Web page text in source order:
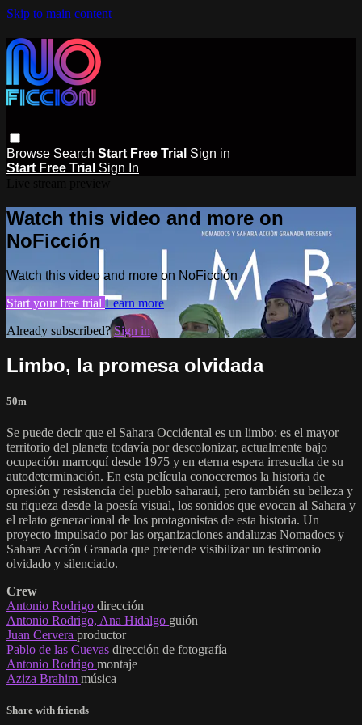
Skip to main content
Browse Search Start Free Trial Sign in
Start Free Trial Sign In
Watch this video and more on
NoFicción
Watch this video and more on NoFicción
Start your free trial Learn more
Already subscribed?Sign in
Limbo, la promesa olvidada
50m
Se puede decir que el Sahara Occidental es un limbo: es el mayor
territorio del planeta todavía por descolonizar, actualmente bajo
ocupación marroquí desde 1975 y en eterna espera irresuelta de su
autodeterminación. En esta película conoceremos la historia de
opresión y resistencia del pueblo saharaui, pero también su belleza y
su riqueza desde la poesía visual, los sonidos que evocan al Sahara y
el relato generacional de los protagonistas de esta historia. Un
proyecto impulsado por las organizaciones andaluzas Nomadocs y
Sahara Acción Granada que pretende visibilizar un testimonio
olvidado y silenciado.
Crew
Antonio Rodrigo dirección
Antonio Rodrigo, Ana Hidalgo guión
Juan Cervera productor
Pablo de las Cuevas dirección de fotografía
Antonio Rodrigo montaje
Aziza Brahim música
Share with friends